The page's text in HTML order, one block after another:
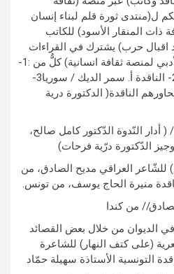
ل(منتدى ثورة قلم لبناء إنسان
ذات المنقار الأسود) للكاتب
اقبال حرب) يشترك في القراءات
النقدية أعضاء (غرفة النقد الأدبي لمنصة ثقافة انسانية) كلٌّ من :1-
الناقدة د. عبير يحي / سوريا2- الناقدة أ. سمر الديك / سوريا3-
الناقدة( الدكتورة درية
أدار النّدوة الدّكتور كامل صالح،
الدّكتورة درّية فرحات)
العراقي مديح الصادق، من
منيرة الحاج يوسف، من تونس.
من كندا
الديوان من خلال بعض القصائد
(على كتف النهار) للشاعرة
التونسية الأستاذة سهيلة حمّاد